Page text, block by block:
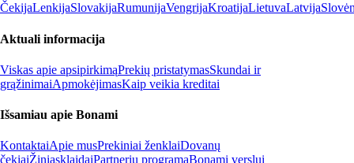
ČekijaLenkijaSlovakijaRumunijaVengrijaKroatijaLietuvaLatvija
Aktuali informacija
Viskas apie apsipirkimąPrekių pristatymasSkundai ir
grąžinimaiApmokėjimasKaip veikia kreditai
Išsamiau apie Bonami
KontaktaiApie musPrekiniai ženklaiDovanų
čekiaiŽiniasklaidaiPartnerių programaBonami verslui